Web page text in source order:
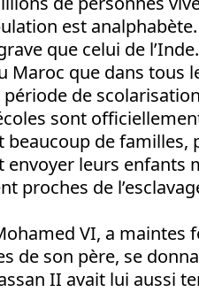
est
que celui de
Maroc que dans tous
période de
sont
beaucoup de familles,
envoyer leurs enfants
proches de
VI, a
de son père, se
II avait lui aussi